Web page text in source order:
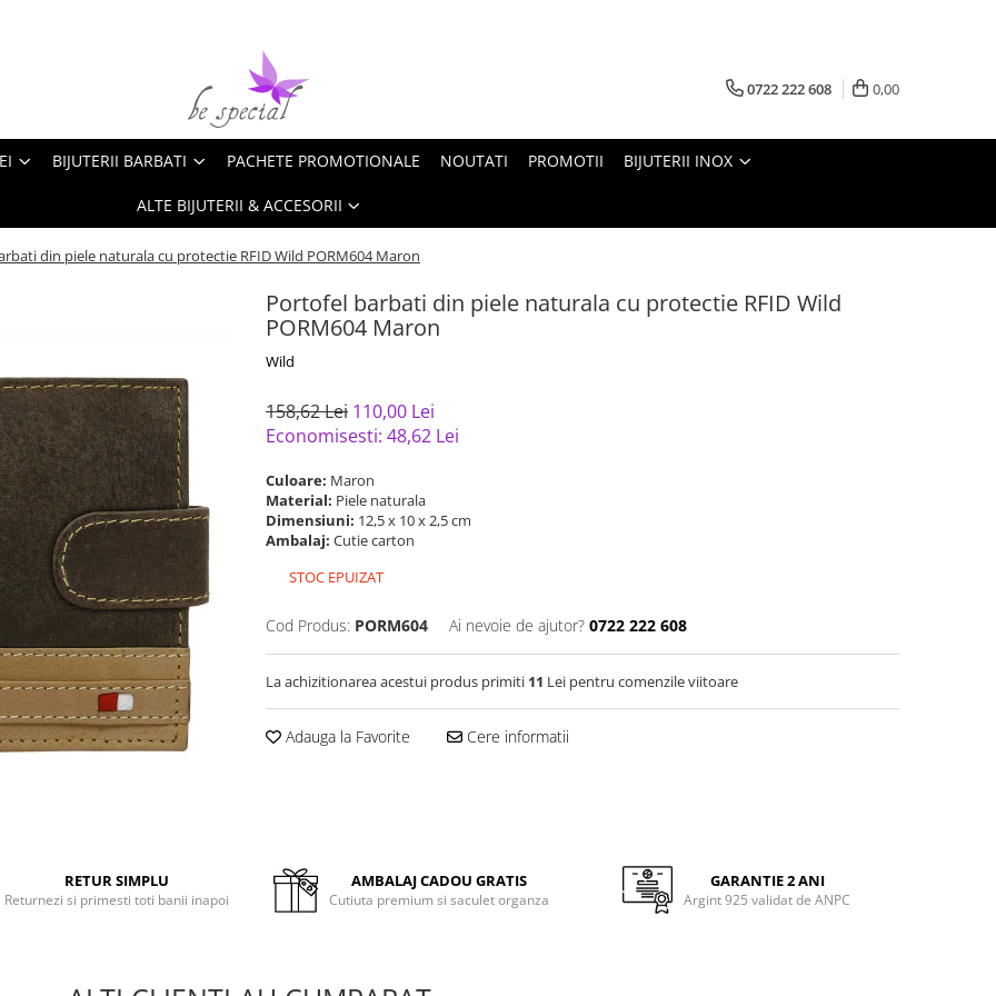
0722 222 608 0,00
BIJUTERII BARBATI PACHETE PROMOTIONALE NOUTATI PROMOTII BIJUTERII INOX
ALTE BIJUTERII & ACCESORII
din piele naturala cu protectie RFID Wild PORM604 Maron
Portofel barbati din piele naturala cu protectie RFID Wild
PORM604 Maron
Wild
158,62 Lei 110,00 Lei
Economisesti: 48,62 Lei
Culoare: Maron
Material: Piele naturala
Dimensiuni: 12,5 x 10 x 2,5 cm
Ambalaj: Cutie carton
STOC EPUIZAT
Cod Produs: PORM604 Ai nevoie de ajutor? 0722 222 608
La achizitionarea acestui produs primiti 11 Lei pentru comenzile viitoare
Adauga la Favorite Cere informatii
RETUR SIMPLU
Returnezi si primesti toti banii inapoi
AMBALAJ CADOU GRATIS
Cutiuta premium si saculet organza
GARANTIE 2 ANI
Argint 925 validat de ANPC